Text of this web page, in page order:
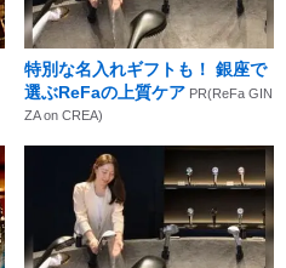
特別な名入れギフトも！ 銀座で
選ぶReFaの上質ケア PR(ReFa GIN
ZA on CREA)